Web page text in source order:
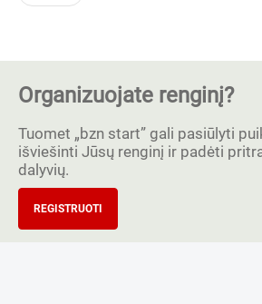
Organizuojate renginį?
Tuomet „bzn start” gali pasiūlyti
išviešinti Jūsų renginį ir padėti
dalyvių.
REGISTRUOTI